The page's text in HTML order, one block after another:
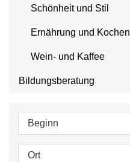
Schönheit und Stil
Ernährung und Kochen
Wein- und Kaffee
Bildungsberatung
Beginn
Ort